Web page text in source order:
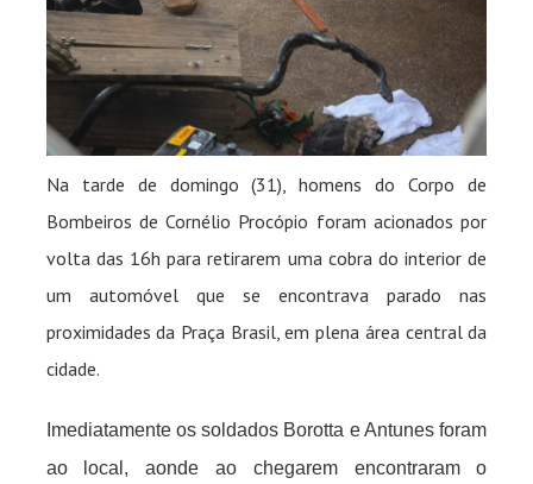
Na tarde de domingo (31), homens do Corpo de
Bombeiros de Cornélio Procópio foram acionados por
volta das 16h para retirarem uma cobra do interior de
um automóvel que se encontrava parado nas
proximidades da Praça Brasil, em plena área central da
cidade.
Imediatamente os soldados Borotta e Antunes foram
ao local, aonde ao chegarem encontraram o